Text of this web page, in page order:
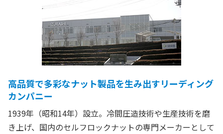
高品質で多彩なナット製品を生み出すリーディング
カンパニー
1939年（昭和14年）設立。冷間圧造技術や生産技術を磨
き上げ、国内のセルフロックナットの専門メーカーとして